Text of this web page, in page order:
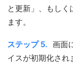
と更新」、もしく
ます。
ステップ 5. 画面
イスが初期化され